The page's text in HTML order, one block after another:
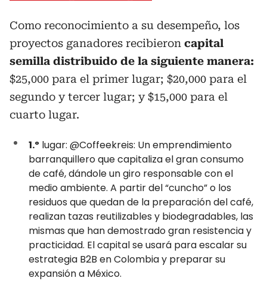
Como reconocimiento a su desempeño, los
proyectos ganadores recibieron capital
semilla distribuido de la siguiente manera:
$25,000 para el primer lugar; $20,000 para el
segundo y tercer lugar; y $15,000 para el
cuarto lugar.
1.º lugar: @Coffeekreis: Un emprendimiento
barranquillero que capitaliza el gran consumo
de café, dándole un giro responsable con el
medio ambiente. A partir del “cuncho” o los
residuos que quedan de la preparación del café,
realizan tazas reutilizables y biodegradables, las
mismas que han demostrado gran resistencia y
practicidad. El capital se usará para escalar su
estrategia B2B en Colombia y preparar su
expansión a México.